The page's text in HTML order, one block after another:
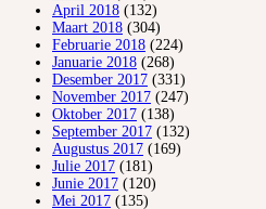
April 2018 (132)
Maart 2018 (304)
Februarie 2018 (224)
Januarie 2018 (268)
Desember 2017 (331)
November 2017 (247)
Oktober 2017 (138)
September 2017 (132)
Augustus 2017 (169)
Julie 2017 (181)
Junie 2017 (120)
Mei 2017 (135)